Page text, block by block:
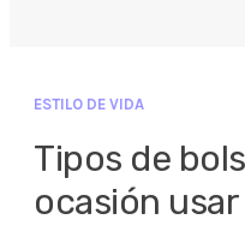
ESTILO DE VIDA
Tipos de
ocasión